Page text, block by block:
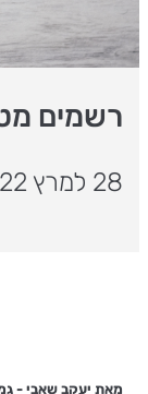
רשמים
28 למרץ 2022
מאת יעקב שאבי -